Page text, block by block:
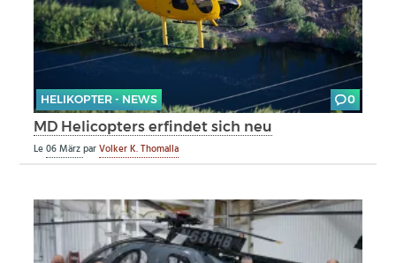
HELIKOPTER
BERUFE
AERO-KULTUR
HELIKOPTER - NEWS 0
MD Helicopters erfindet sich neu
Le06 MärzparVolker K. Thomalla